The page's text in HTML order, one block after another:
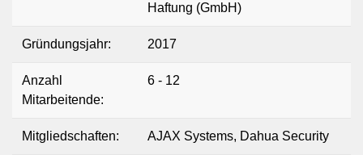
Einsätze in der ganzen Schweiz.
+41 56 501 00 10 · anfrage@alvissecurity.ch
Haftung (GmbH)
Gründungsjahr: 2017
Anzahl
Mitarbeitende:
6 - 12
Mitgliedschaften: AJAX Systems, Dahua Security